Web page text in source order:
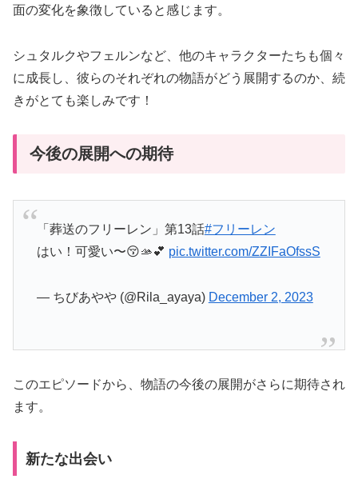
面の変化を象徴していると感じます。
シュタルクやフェルンなど、他のキャラクターたちも個々
に成長し、彼らのそれぞれの物語がどう展開するのか、続
きがとても楽しみです！
今後の展開への期待
「葬送のフリーレン」第13話#フリーレン
はい！可愛い〜😚🫴💕 pic.twitter.com/ZZIFaOfssS
— ちびあやや (@Rila_ayaya) December 2, 2023
このエピソードから、物語の今後の展開がさらに期待され
ます。
新たな出会い